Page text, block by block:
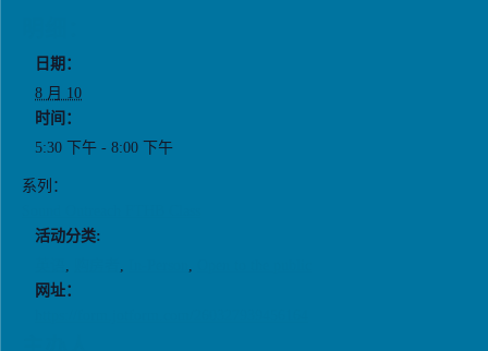
日期：
8 月 10
时间：
5:30 下午 - 8:00 下午
系列：
活动分类:
, , ,
网址：